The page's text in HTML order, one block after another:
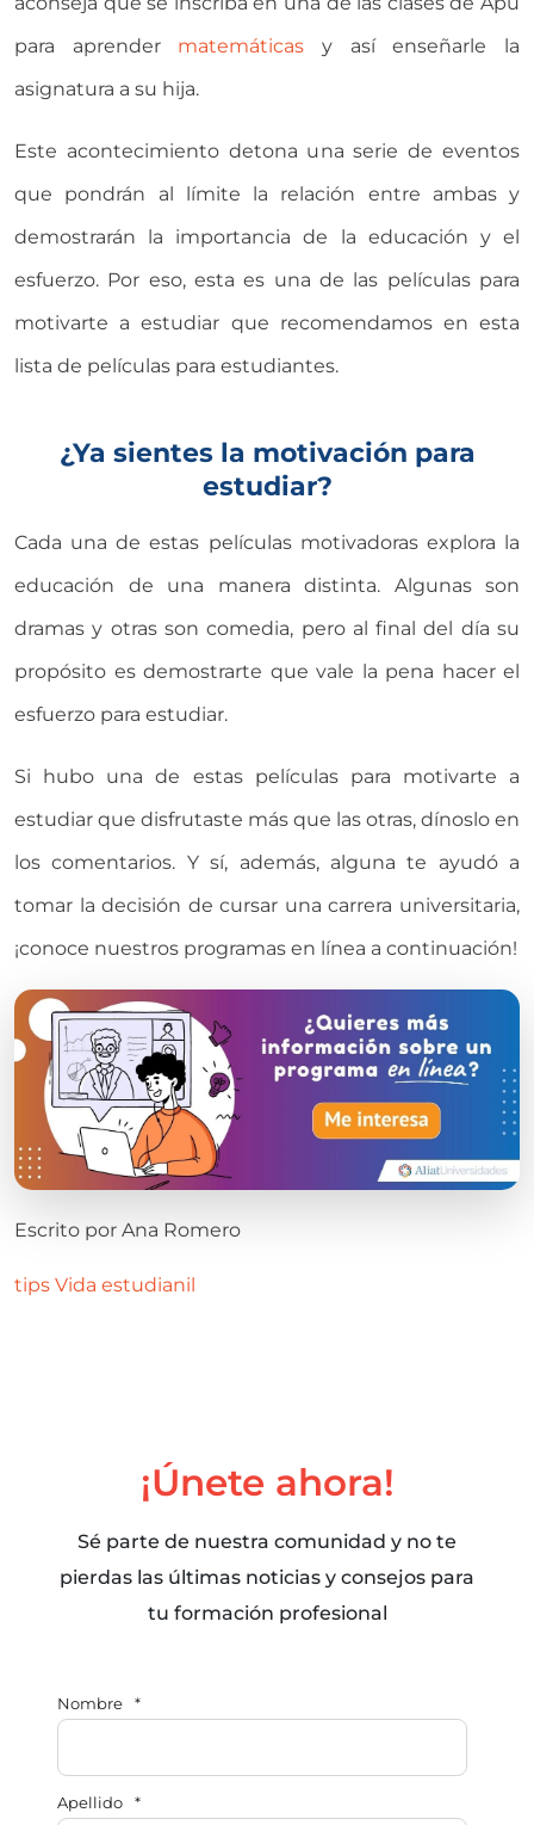
para aprender matemáticas y así enseñarle la
asignatura a su hija.
Este acontecimiento detona una serie de eventos
que pondrán al límite la relación entre ambas y
demostrarán la importancia de la educación y el
esfuerzo. Por eso, esta es una de las películas para
motivarte a estudiar que recomendamos en esta
lista de películas para estudiantes.
¿Ya sientes la motivación para
estudiar?
Cada una de estas películas motivadoras explora la
educación de una manera distinta. Algunas son
dramas y otras son comedia, pero al final del día su
propósito es demostrarte que vale la pena hacer el
esfuerzo para estudiar.
Si hubo una de estas películas para motivarte a
estudiar que disfrutaste más que las otras, dínoslo en
los comentarios. Y sí, además, alguna te ayudó a
tomar la decisión de cursar una carrera universitaria,
¡conoce nuestros programas en línea a continuación!
Escrito por Ana Romero
tips Vida estudianil
¡Únete ahora!
Sé parte de nuestra comunidad y no te
pierdas las últimas noticias y consejos para
tu formación profesional
Nombre *
Apellido *